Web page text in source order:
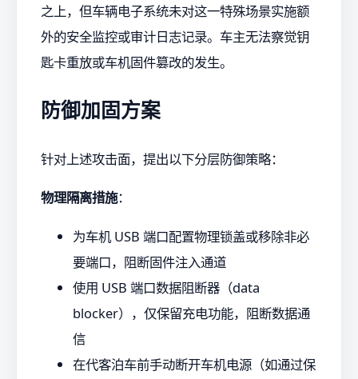
之上，但车辆电子系统未对这一特殊场景实施额
外的安全监控或审计日志记录。车主无法察觉钥
匙卡重放或车机固件篡改的发生。
防御加固方案
针对上述攻击面，提出以下分层防御策略：
物理隔离措施：
为车机 USB 端口配置物理锁盖或移除非必
要端口，阻断固件注入通道
使用 USB 端口数据阻断器（data
blocker），仅保留充电功能，阻断数据通
信
在代客泊车前手动断开车机电源（如通过保